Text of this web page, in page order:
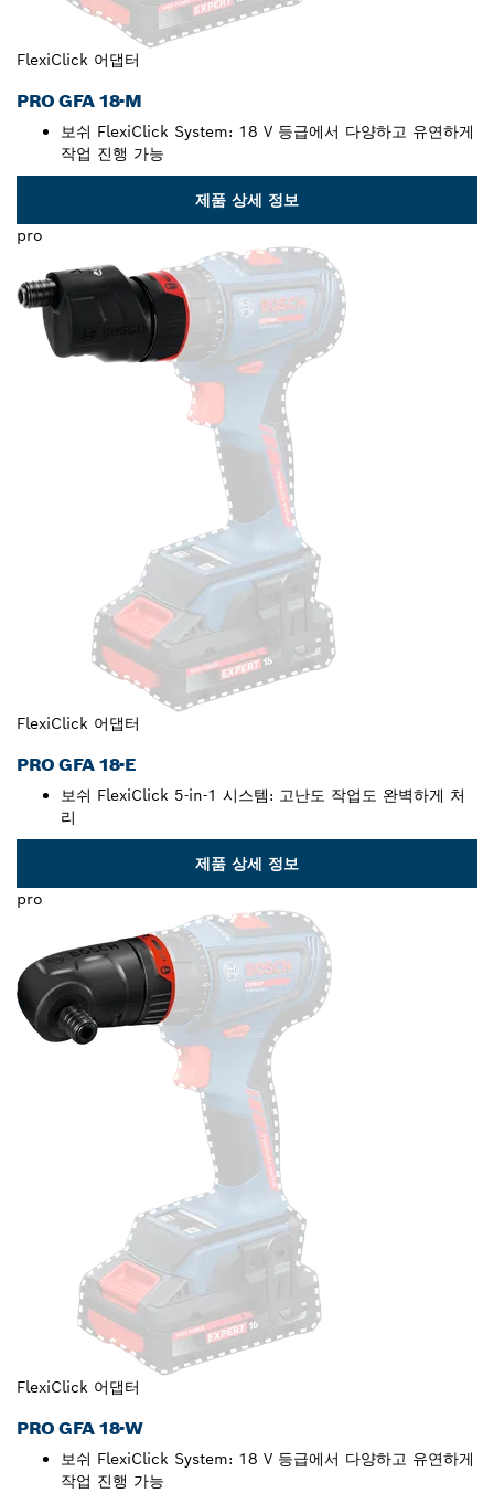
FlexiClick 어댑터
PRO GFA 18-M
보쉬 FlexiClick System: 18 V 등급에서 다양하고 유연하게
작업 진행 가능
제품 상세 정보
pro
FlexiClick 어댑터
PRO GFA 18-E
보쉬 FlexiClick 5-in-1 시스템: 고난도 작업도 완벽하게 처
리
제품 상세 정보
pro
FlexiClick 어댑터
PRO GFA 18-W
보쉬 FlexiClick System: 18 V 등급에서 다양하고 유연하게
작업 진행 가능